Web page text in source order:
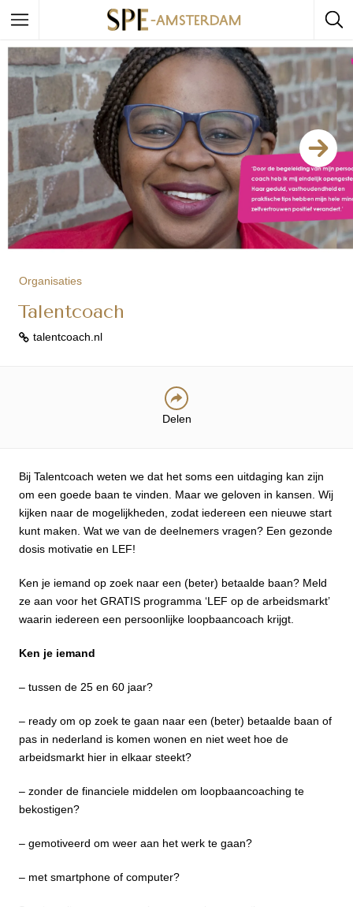
Organisaties
Talentcoach
talentcoach.nl
Delen
Bij Talentcoach weten we dat het soms een uitdaging kan zijn
om een goede baan te vinden. Maar we geloven in kansen. Wij
kijken naar de mogelijkheden, zodat iedereen een nieuwe start
kunt maken. Wat we van de deelnemers vragen? Een gezonde
dosis motivatie en LEF!
Ken je iemand op zoek naar een (beter) betaalde baan? Meld
ze aan voor het GRATIS programma ‘LEF op de arbeidsmarkt’
waarin iedereen een persoonlijke loopbaancoach krijgt.
Ken je iemand
– tussen de 25 en 60 jaar?
– ready om op zoek te gaan naar een (beter) betaalde baan of
pas in nederland is komen wonen en niet weet hoe de
arbeidsmarkt hier in elkaar steekt?
– zonder de financiele middelen om loopbaancoaching te
bekostigen?
– gemotiveerd om weer aan het werk te gaan?
– met smartphone of computer?